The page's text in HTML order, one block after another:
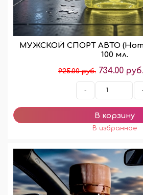
МУЖСКОЙ СПОРТ АВТО
100 мл.
925.00 руб. 734.00 руб.
-